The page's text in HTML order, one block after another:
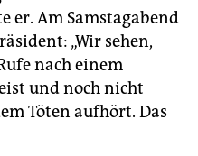
er. Am Samstagabend
„Wir sehen,
nach einem
und noch nicht
Töten aufhört. Das